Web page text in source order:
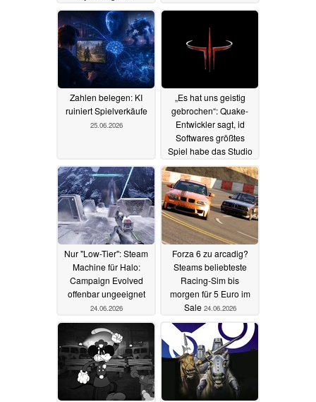
02.07.2026
Zahlen belegen: KI
ruiniert Spielverkäufe
25.06.2026
„Es hat uns geistig
gebrochen“: Quake-
Entwickler sagt, id
Softwares größtes
Spiel habe das Studio
von innen heraus
zerstört24.06.2026
Nur "Low-Tier": Steam
Machine für Halo:
Campaign Evolved
offenbar ungeeignet
24.06.2026
Forza 6 zu arcadig?
Steams beliebteste
Racing-Sim bis
morgen für 5 Euro im
Sale 24.06.2026